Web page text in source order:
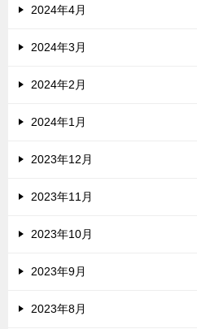
2024年4月
2024年3月
2024年2月
2024年1月
2023年12月
2023年11月
2023年10月
2023年9月
2023年8月